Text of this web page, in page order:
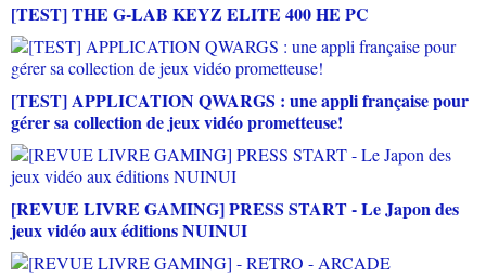
[TEST] THE G-LAB KEYZ ELITE 400 HE PC
[TEST] APPLICATION QWARGS : une appli française pour
gérer sa collection de jeux vidéo prometteuse!
[REVUE LIVRE GAMING] PRESS START - Le Japon des
jeux vidéo aux éditions NUINUI